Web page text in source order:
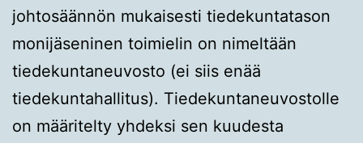
johtosäännön mukaisesti tiedekuntatason
monijäseninen toimielin on nimeltään
tiedekuntaneuvosto (ei siis enää
tiedekuntahallitus). Tiedekuntaneuvostolle
on määritelty yhdeksi sen kuudesta